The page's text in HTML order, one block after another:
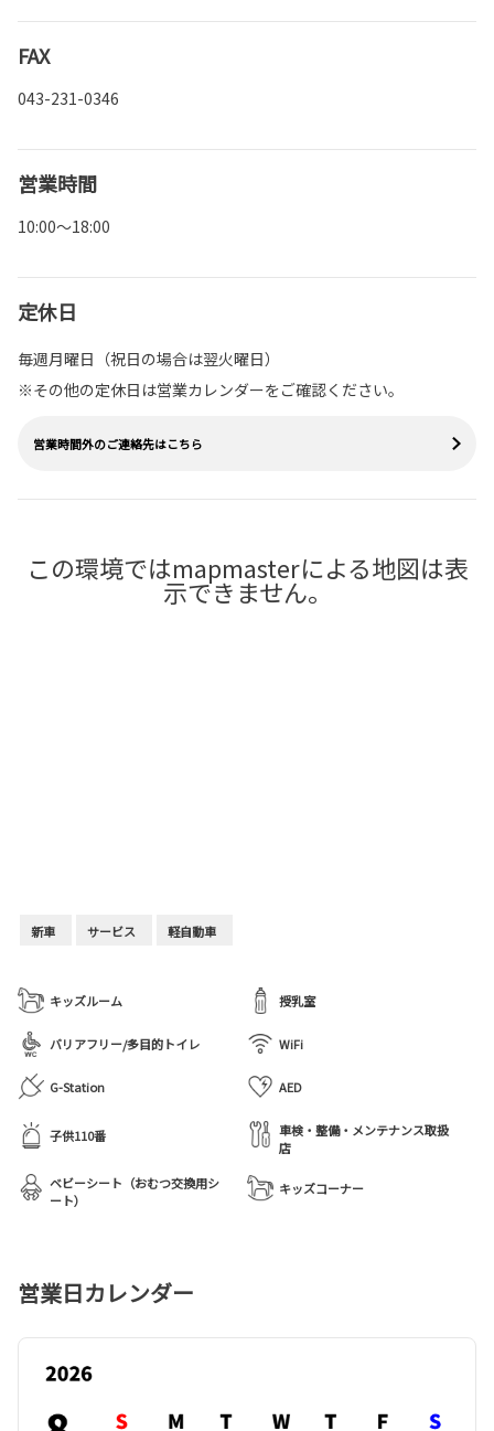
FAX
043-231-0346
営業時間
10:00～18:00
定休日
毎週月曜日（祝日の場合は翌火曜日）
※その他の定休日は営業カレンダーをご確認ください。
営業時間外のご連絡先はこちら
新車 サービス 軽自動車
キッズルーム 授乳室
バリアフリー/多目的トイレ WiFi
G-Station AED
子供110番
車検・整備・メンテナンス取扱
店
ベビーシート（おむつ交換用シ
ート）
キッズコーナー
この環境ではmapmasterによる地図は表
示できません。
営業日カレンダー